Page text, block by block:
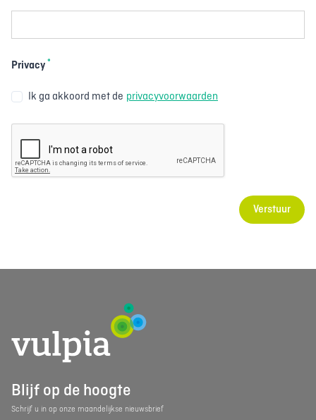
Privacy *
Ik ga akkoord met de privacyvoorwaarden
Verstuur
Blijf op de hoogte
Schrijf u in op onze maandelijkse nieuwsbrief